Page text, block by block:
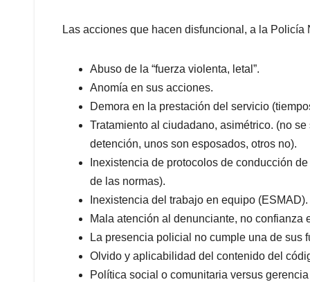
Las acciones que hacen disfuncional, a la Policía
Abuso de la “fuerza violenta, letal”.
Anomía en sus acciones.
Demora en la prestación del servicio
Tratamiento al ciudadano, asimétrico. (no
detención, unos son esposados, otros no).
Inexistencia de protocolos de conducción
de las normas).
Inexistencia del trabajo en equipo (ESMAD).
Mala atención al denunciante, no
La presencia policial no cumple una de sus
Olvido y aplicabilidad del contenido del
Política social o comunitaria versus